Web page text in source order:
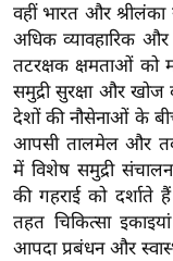
फि
ल्म
स
मी
क्षा
B
r
e
a
वहीं भारत और
अधिक व्यावहारिक और
तटरक्षक क्षमताओं
समुद्री सुरक्षा और खोज
देशों की नौसेनाओं के
आपसी तालमेल और
में विशेष समुद्री
की गहराई को दर्शाते
तहत चिकित्सा
आपदा प्रबंधन और